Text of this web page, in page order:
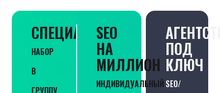
СПЕЦИАЛИСТ
НАБОР
В
SEO
НА
МИЛЛИОН
ИНДИВИДУАЛЬНЫЙ
ПОД
КЛЮЧ
SEO/